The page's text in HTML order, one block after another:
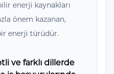
enerji kaynakları
önem kazanan,
enerji türüdür.
ve farklı dillerde